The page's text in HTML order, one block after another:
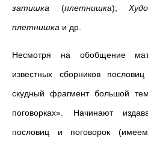
затишка (плетнишка);
плетнишка и др.
Несмотря на обобщение
известных сборников
скудный фрагмент большой
поговорках». Начинают
пословиц и поговорок